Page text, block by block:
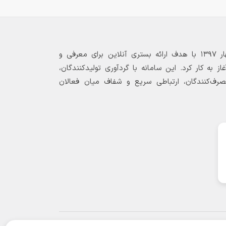
بازارگاه الکترونیکی فولاد ۲۴ از بهار ۱۳۹۷ با هدف ارائه بستری آنلاین برای معرفی و
کار کرد. این سامانه با گردآوری تولیدکنندگان،
ارتباطی سریع و شفاف میان فعالان